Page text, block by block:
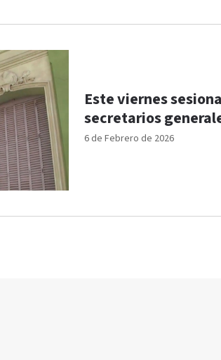
6 de Febrero de 2026
Este viernes
secretarios